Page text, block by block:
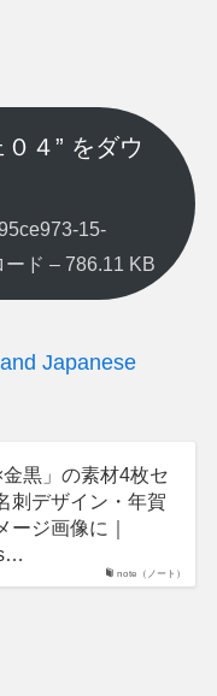
４” をダウ
15-
ド – 786.11 KB
Japanese
note（ノート）
金黒」の素材4枚セ
刺デザイン・年賀
ージ画像に｜